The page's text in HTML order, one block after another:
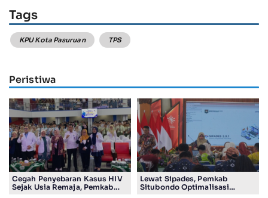
Tags
KPU Kota Pasuruan TPS
Peristiwa
Cegah Penyebaran Kasus HIV
Sejak Usia Remaja, Pemkab
Lewat Sipades, Pemkab
Situbondo Optimalisasi